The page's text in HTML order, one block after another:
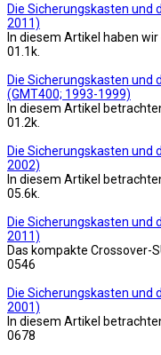
Die Sicherungskasten und
2011)
In diesem Artikel haben
01.1k.
Die Sicherungskasten und
(GMT400; 1993-1999)
In diesem Artikel
01.2k.
Die Sicherungskasten und
2002)
In diesem Artikel
05.6k.
Die Sicherungskasten und
2011)
Das kompakte Crossover-
0546
Die Sicherungskasten und
2001)
In diesem Artikel
0678